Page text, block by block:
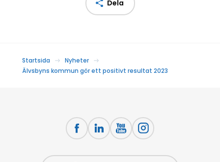
Dela
Startsida
Nyheter
Älvsbyns kommun gör ett positivt resultat 2023